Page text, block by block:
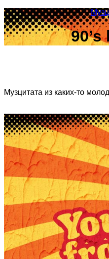
Музцитата из каких-то